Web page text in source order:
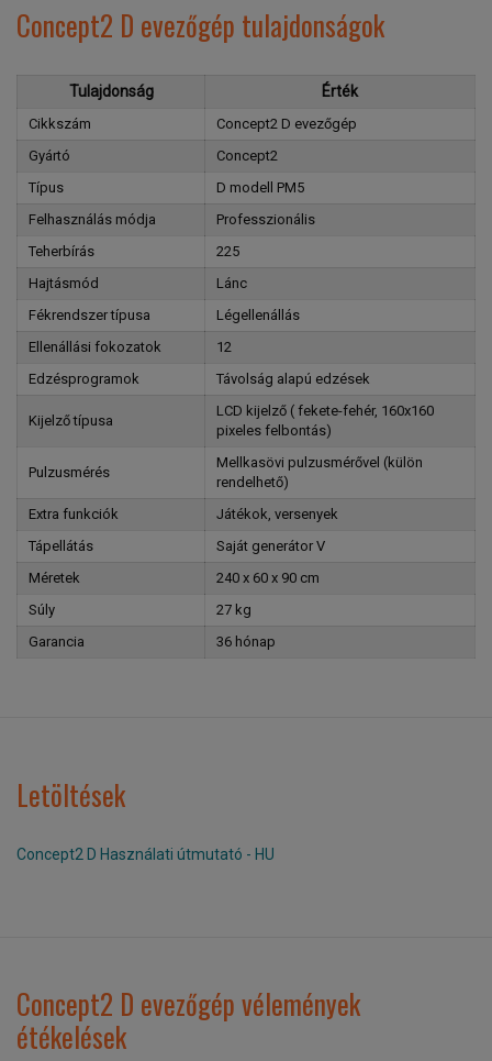
Concept2 D evezőgép tulajdonságok
Tulajdonság Érték
Cikkszám
Concept2 D evezőgép
Gyártó
Concept2
Típus
D modell PM5
Felhasználás módja
Professzionális
Teherbírás
225
Hajtásmód
Lánc
Fékrendszer típusa
Légellenállás
Ellenállási fokozatok
12
Edzésprogramok
Távolság alapú edzések
Kijelző típusa
LCD kijelző ( fekete-fehér, 160x160
pixeles felbontás)
Pulzusmérés
Mellkasövi pulzusmérővel (külön
rendelhető)
Extra funkciók
Játékok, versenyek
Tápellátás
Saját generátor V
Méretek
240 x 60 x 90 cm
Súly
27 kg
Garancia
36 hónap
Letöltések
Concept2 D Használati útmutató - HU
Concept2 D evezőgép vélemények
étékelések